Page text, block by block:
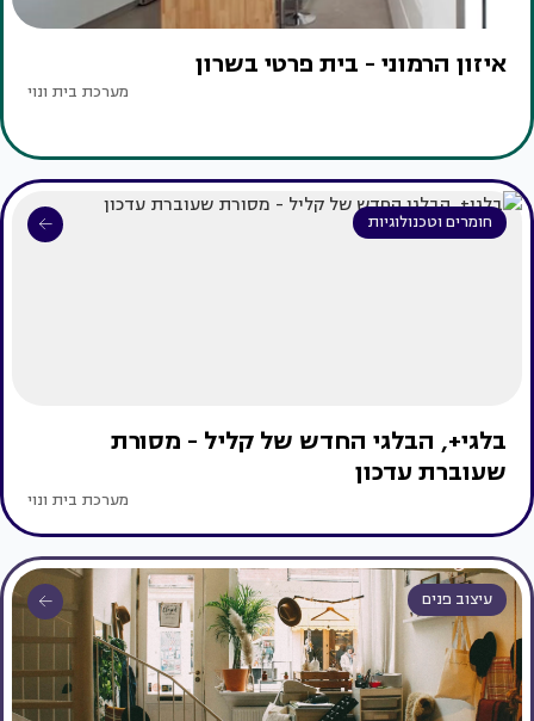
איזון הרמוני - בית פרטי בשרון
מערכת בית ונוי
חומרים וטכנולוגיות
בלגי+, הבלגי החדש של קליל - מסורת
שעוברת עדכון
מערכת בית ונוי
עיצוב פנים